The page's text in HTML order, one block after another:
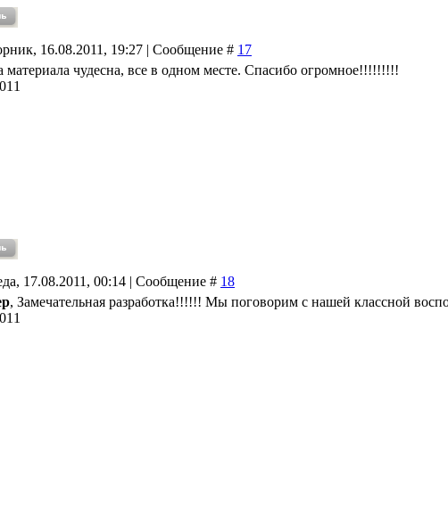
16.08.2011, 19:27 | Сообщение # 17
материала чудесна, все в одном месте. Спасибо огромное!!!!!!!!!
17.08.2011, 00:14 | Сообщение # 18
, Замечательная разработка!!!!!! Мы поговорим с нашей классной